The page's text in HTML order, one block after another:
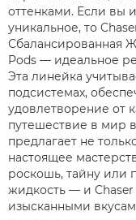
оттенками. Если вы
уникальное, то
Сбалансированная
Pods — идеальное
Эта линейка
подсистемах,
удовлетворение от
путешествие в мир
предлагает не
настоящее
роскошь, тайну или
жидкость — и Chaser
изысканными